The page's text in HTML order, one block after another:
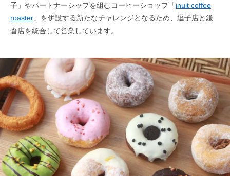
子」やパートナーシップを組むコーヒーショップ「inuit coffee
roaster 」を併設する新たなチャレンジとなるため、逗子店と鎌
倉店を統合して営業しています。